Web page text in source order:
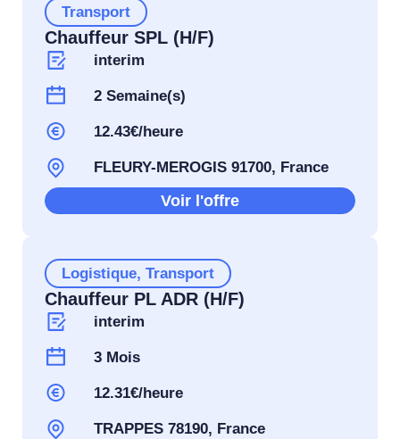
Transport
Chauffeur SPL (H/F)
interim
2 Semaine(s)
12.43€/heure
FLEURY-MEROGIS 91700, France
Voir l'offre
Logistique, Transport
Chauffeur PL ADR (H/F)
interim
3 Mois
12.31€/heure
TRAPPES 78190, France